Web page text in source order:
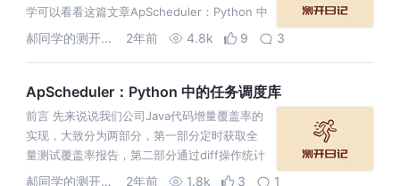
学可以看看这篇文章ApScheduler：Python 中
的任务调度库，然后又使用Gunicorn部署到正
郝同学的测开笔记 2年前 4.8k 9 3
ApScheduler：Python 中的任务调度库
前言 先来说说我们公司Java代码增量覆盖率的
实现，大致分为两部分，第一部分定时获取全
量测试覆盖率报告，第二部分通过diff操作统计
增量代码覆盖率，刚开始，全量覆盖率的获取
郝同学的测开笔记 2年前 1.8k 3 1